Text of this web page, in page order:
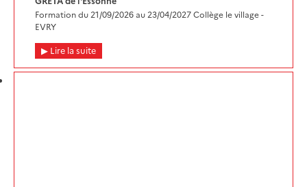
Formation du 21/09/2026 au 23/04/2027 Collège le village -
EVRY
Lire la suite